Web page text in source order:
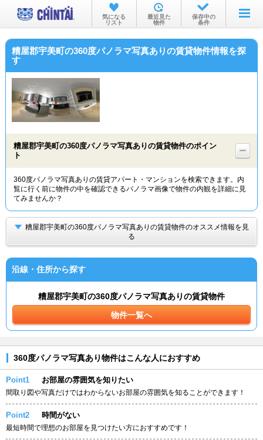
お部屋を探す
沿線・駅から
不動産会社から
気になる
リスト
最近見た
物件
保存中の
条件
糟屋郡宇美町の360度パノラマ写真ありの賃貸物件情報を探
す
糟屋郡宇美町の360度パノラマ写真ありの賃貸物件のポイン
ト
360度パノラマ写真ありの賃貸アパート・マンションを検索できます。内
覧に行く前に物件の中を確認できるパノラマ画像で物件の内観を詳細に見
てみませんか？
糟屋郡宇美町の360度パノラマ写真ありの賃貸物件のオススメ情報を見
る
沿線・住所から探す
糟屋郡宇美町の360度パノラマ写真ありの賃貸物件
物件一覧へ
360度パノラマ写真あり物件はこんな人におすすめ
Point1 お部屋の雰囲気を知りたい
間取り図や写真だけではわからないお部屋の雰囲気を知ることができます！
Point2 時間がない
最短時間で理想のお部屋を見つけたい方におすすめです！